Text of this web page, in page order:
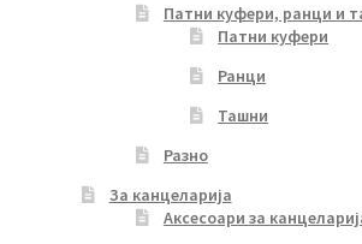
Патни куфери, ранци и
Патни куфери
Ранци
Ташни
Разно
За канцеларија
Аксесоари за